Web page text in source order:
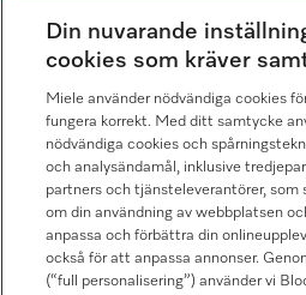
08-562 29 800
Hitta återförsäljare
Din nuvarande
cookies som kräver
Miele använder nödvändiga cookies
fungera korrekt. Med ditt samtycke
nödvändiga cookies och
och analysändamål, inklusive
partners och tjänsteleverantörer, som
om din användning av webbplatsen
anpassa och förbättra din
också för att anpassa annonser.
(“full personalisering”) använder vi